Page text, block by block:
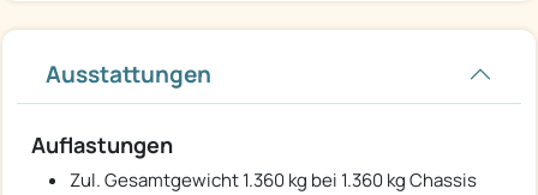
Ausstattungen
Auflastungen
Zul. Gesamtgewicht 1.360 kg bei 1.360 kg Chassis